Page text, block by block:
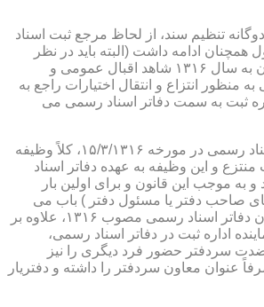
وضعیت دوگانه تنظیم سند، از لحاظ مرجع ثبت اسناد
همچنان ادامه داشت (البته باید در نظر
داشت كه با نزدیك شدن به سال ۱۳۱۶ شاهد اقبال عمومی و
منظور انتزاع و انتقال اختیارات راجع به
ثبت به سمت دفاتر اسناد رسمی می
با وضع قانون دفاتر اسناد رسمی در مورخه ۱۵/۳/۱۳۱۶، كلاً وظیفه
منتزع و این وظیفه به عهده دفاتر اسناد
موجب این قانون و برای اولین بار
صاحب دفتر یا مسئول دفتر ) باب می
شود. قانونگذار در قانون دفاتر اسناد رسمی مصوب ۱۳۱۶، علاوه بر
اداره ثبت در دفاتر اسناد رسمی،
سردفتر حضور فرد دیگری را نیز
عنوان معاون سردفتر را داشته و دفتریار